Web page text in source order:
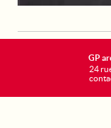
GP
24